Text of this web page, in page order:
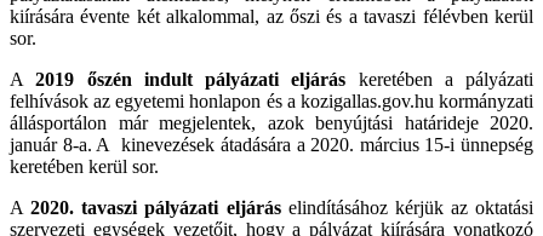
kiírására évente két alkalommal, az őszi és a tavaszi félévben kerül
sor.
A2019 őszén indult pályázati eljárás keretében a pályázati
felhívások az egyetemi honlapon és a kozigallas.gov.hu kormányzati
állásportálon már megjelentek, azok benyújtási határideje 2020.
január 8-a. A kinevezések átadására a 2020. március 15-i ünnepség
keretében kerül sor.
A2020. tavaszi pályázati eljáráselindításához kérjük az oktatási
szervezeti egységek vezetőit, hogy a pályázat kiírására vonatkozó